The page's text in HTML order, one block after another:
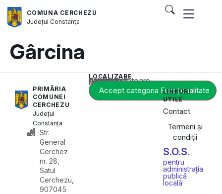
COMUNA CERCHEZU
JudețulConstanța
Gârcina
PRIMĂRIA
COMUNEI
CERCHEZU
Județul
Constanța
Str.
General
Cerchez
nr. 28,
Satul
Cerchezu,
907045
LOCALIZARE
Acest conținut este blocat până când acceptați categoria corespunzătoare de cookie-uri.
Accept categoria Funcționalitate
LINKURI
UTILE
Contact
Termeni și
condiții
S.O.S.
pentru
administrația
publică
locală